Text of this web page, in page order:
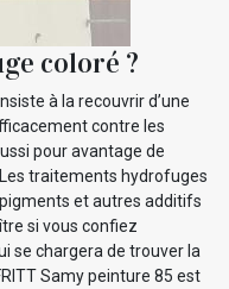
coloré ?
à la recouvrir d’une
contre les
pour avantage de
traitements hydrofuges
et autres additifs
si vous confiez
se chargera de trouver la
Samy peinture 85 est